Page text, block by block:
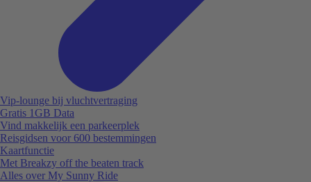
Vip-lounge bij vluchtvertraging
Gratis 1GB Data
Vind makkelijk een parkeerplek
Reisgidsen voor 600 bestemmingen
Kaartfunctie
Met Breakzy off the beaten track
Alles over My Sunny Ride